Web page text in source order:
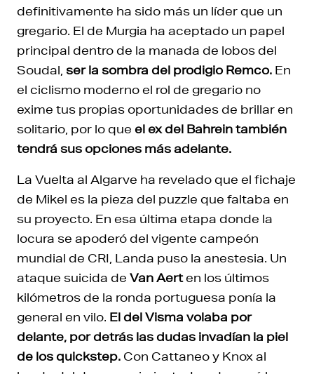
definitivamente ha sido más un líder que un
gregario. El de Murgia ha aceptado un papel
principal dentro de la manada de lobos del
Soudal, ser la sombra del prodigio Remco. En
el ciclismo moderno el rol de gregario no
exime tus propias oportunidades de brillar en
solitario, por lo que el ex del Bahrein también
tendrá sus opciones más adelante.
La Vuelta al Algarve ha revelado que el fichaje
de Mikel es la pieza del puzzle que faltaba en
su proyecto. En esa última etapa donde la
locura se apoderó del vigente campeón
mundial de CRI, Landa puso la anestesia. Un
ataque suicida de Van Aerten los últimos
kilómetros de la ronda portuguesa ponía la
general en vilo. El del Visma volaba por
delante, por detrás las dudas invadían la piel
de los quickstep. Con Cattaneo y Knox al